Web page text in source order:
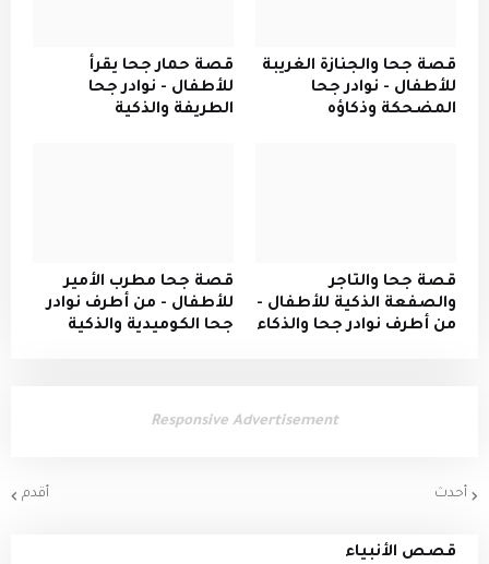
قصة جحا والجنازة الغريبة
للأطفال - نوادر جحا
المضحكة وذكاؤه
قصة حمار جحا يقرأ
للأطفال - نوادر جحا
الطريفة والذكية
قصة جحا والتاجر
والصفعة الذكية للأطفال -
من أطرف نوادر جحا والذكاء
​قصة جحا مطرب الأمير
للأطفال - من أطرف نوادر
جحا الكوميدية والذكية
Responsive Advertisement
أحدث أقدم
قصص الأنبياء